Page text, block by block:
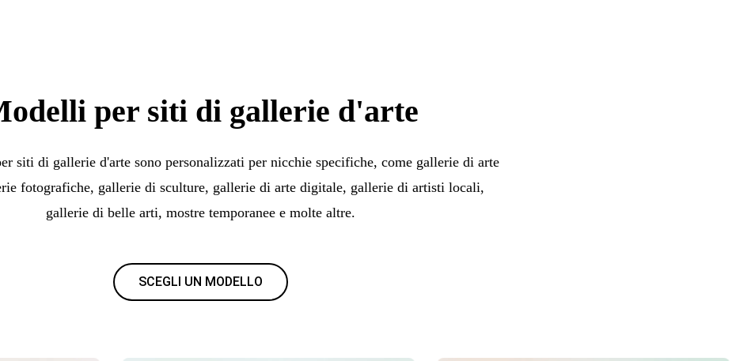
per siti di gallerie d'arte
siti di gallerie d'arte sono personalizzati per nicchie specifiche, come gallerie di arte
fotografiche, gallerie di sculture, gallerie di arte digitale, gallerie di artisti locali,
gallerie di belle arti, mostre temporanee e molte altre.
SCEGLI UN MODELLO